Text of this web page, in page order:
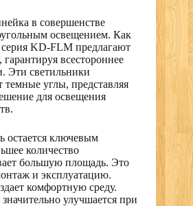
в совершенстве
освещением. Как
KD-FLM предлагают
гарантируя всестороннее
Эти светильники
углы, представляя
для освещения
остается ключевым
количество
большую площадь. Это
и эксплуатацию.
комфортную среду.
улучшается при